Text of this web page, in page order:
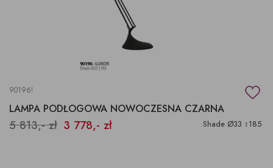
90196!
LAMPA PODŁOGOWA NOWOCZESNA CZARNA
5 813,- zł 3 778,- zł Shade Ø33 ↕185